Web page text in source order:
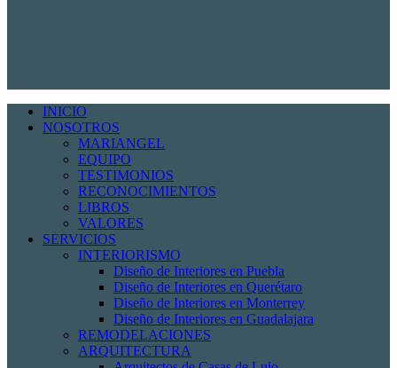
INICIO
NOSOTROS
MARIANGEL
EQUIPO
TESTIMONIOS
RECONOCIMIENTOS
LIBROS
VALORES
SERVICIOS
INTERIORISMO
Diseño de Interiores en Puebla
Diseño de Interiores en Querétaro
Diseño de Interiores en Monterrey
Diseño de Interiores en Guadalajara
REMODELACIONES
ARQUITECTURA